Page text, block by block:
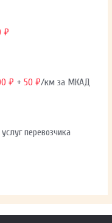
₽
₽ +50 ₽/км за МКАД
перевозчика